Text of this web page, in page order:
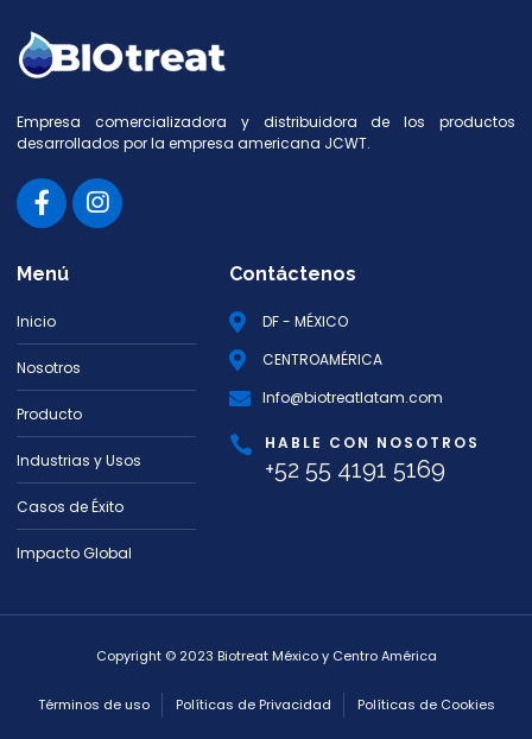
Empresa comercializadora y distribuidora de los productos
desarrollados por la empresa americana JCWT.
Menú
Inicio
Nosotros
Producto
Industrias y Usos
Casos de Éxito
Impacto Global
Contáctenos
DF - MÉXICO
CENTROAMÉRICA
Info@biotreatlatam.com
HABLE CON NOSOTROS
+52 55 4191 5169
Copyright © 2023 Biotreat México y Centro América
Términos de uso Políticas de Privacidad Políticas de Cookies